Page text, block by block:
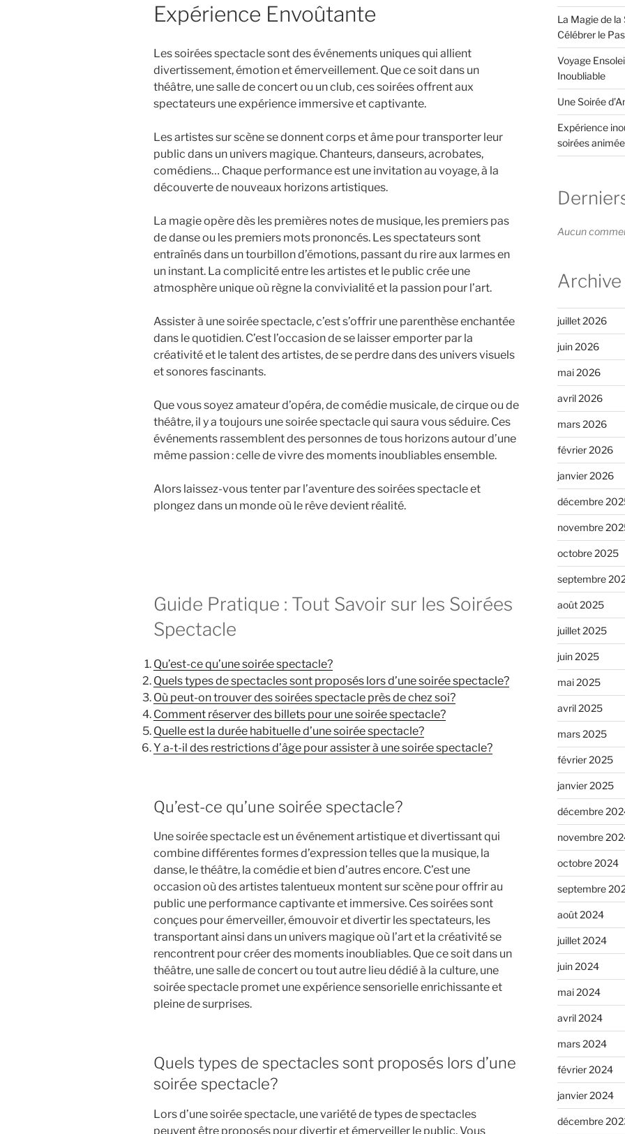
Expérience Envoûtante
Les soirées spectacle sont des événements uniques qui allient
divertissement, émotion et émerveillement. Que ce soit dans un
théâtre, une salle de concert ou un club, ces soirées offrent aux
spectateurs une expérience immersive et captivante.
Les artistes sur scène se donnent corps et âme pour transporter leur
public dans un univers magique. Chanteurs, danseurs, acrobates,
comédiens… Chaque performance est une invitation au voyage, à la
découverte de nouveaux horizons artistiques.
La magie opère dès les premières notes de musique, les premiers pas
de danse ou les premiers mots prononcés. Les spectateurs sont
entraînés dans un tourbillon d’émotions, passant du rire aux larmes en
un instant. La complicité entre les artistes et le public crée une
atmosphère unique où règne la convivialité et la passion pour l’art.
Assister à une soirée spectacle, c’est s’offrir une parenthèse enchantée
dans le quotidien. C’est l’occasion de se laisser emporter par la
créativité et le talent des artistes, de se perdre dans des univers visuels
et sonores fascinants.
Que vous soyez amateur d’opéra, de comédie musicale, de cirque ou de
théâtre, il y a toujours une soirée spectacle qui saura vous séduire. Ces
événements rassemblent des personnes de tous horizons autour d’une
même passion : celle de vivre des moments inoubliables ensemble.
Alors laissez-vous tenter par l’aventure des soirées spectacle et
plongez dans un monde où le rêve devient réalité.
Guide Pratique : Tout Savoir sur les Soirées
Spectacle
Qu’est-ce qu’une soirée spectacle?
Quels types de spectacles sont proposés lors d’une soirée spectacle?
Où peut-on trouver des soirées spectacle près de chez soi?
Comment réserver des billets pour une soirée spectacle?
Quelle est la durée habituelle d’une soirée spectacle?
Y a-t-il des restrictions d’âge pour assister à une soirée spectacle?
Qu’est-ce qu’une soirée spectacle?
Une soirée spectacle est un événement artistique et divertissant qui
combine différentes formes d’expression telles que la musique, la
danse, le théâtre, la comédie et bien d’autres encore. C’est une
occasion où des artistes talentueux montent sur scène pour offrir au
public une performance captivante et immersive. Ces soirées sont
conçues pour émerveiller, émouvoir et divertir les spectateurs, les
transportant ainsi dans un univers magique où l’art et la créativité se
rencontrent pour créer des moments inoubliables. Que ce soit dans un
théâtre, une salle de concert ou tout autre lieu dédié à la culture, une
soirée spectacle promet une expérience sensorielle enrichissante et
pleine de surprises.
Quels types de spectacles sont proposés lors d’une
soirée spectacle?
Lors d’une soirée spectacle, une variété de types de spectacles
peuvent être proposés pour divertir et émerveiller le public. Vous
La Magie de la
Célébrer le
Voyage
Inoubliable
Une Soirée
Expérience
soirées
Aucun
Archive
juillet 2026
juin 2026
mai 2026
avril 2026
mars 2026
février 2026
janvier 2026
décembre
novembre
octobre 2025
septembre
août 2025
juillet 2025
juin 2025
mai 2025
avril 2025
mars 2025
février 2025
janvier 2025
décembre
novembre
octobre 2024
septembre
août 2024
juillet 2024
juin 2024
mai 2024
avril 2024
mars 2024
février 2024
janvier 2024
décembre